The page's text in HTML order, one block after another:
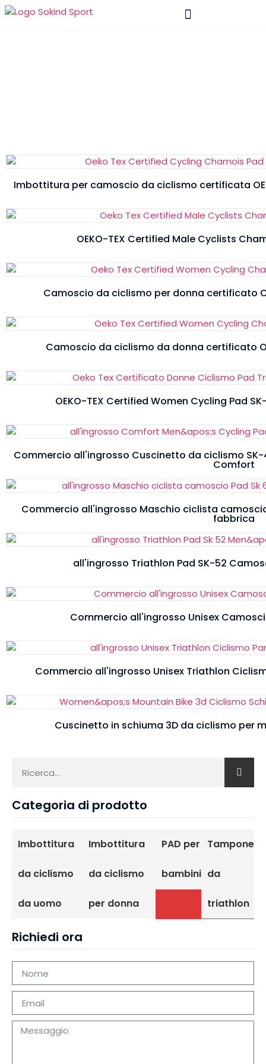
Categoria di prodotto
Imbottitura
da ciclismo
da uomo
Imbottitura
da ciclismo
per donna
PAD per
bambini
Tampone
da
triathlon
Richiedi ora
Imbottitura per camoscio da ciclismo certificata
OEKO-TEX Certified Male Cyclists
Camoscio da ciclismo per donna certificato
Camoscio da ciclismo da donna certificato
OEKO-TEX Certified Women Cycling Pad
Commercio all'ingrosso Cuscinetto da ciclismo
Comfort
Commercio all'ingrosso Maschio ciclista
fabbrica
all'ingrosso Triathlon Pad SK-52
Commercio all'ingrosso Unisex
Commercio all'ingrosso Unisex Triathlon
Cuscinetto in schiuma 3D da ciclismo per